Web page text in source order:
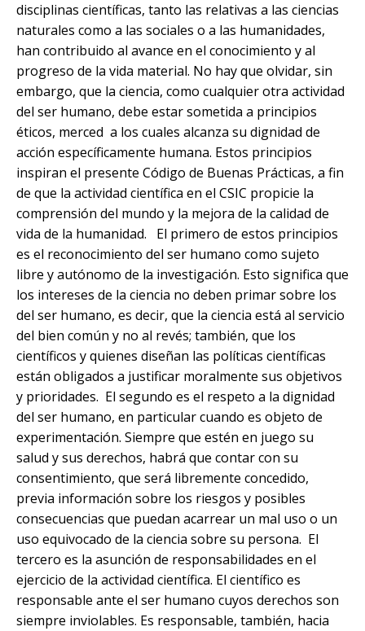
disciplinas científicas, tanto las relativas a las ciencias
naturales como a las sociales o a las humanidades,
han contribuido al avance en el conocimiento y al
progreso de la vida material. No hay que olvidar, sin
embargo, que la ciencia, como cualquier otra actividad
del ser humano, debe estar sometida a principios
éticos, merced a los cuales alcanza su dignidad de
acción específicamente humana. Estos principios
inspiran el presente Código de Buenas Prácticas, a fin
de que la actividad científica en el CSIC propicie la
comprensión del mundo y la mejora de la calidad de
vida de la humanidad. El primero de estos principios
es el reconocimiento del ser humano como sujeto
libre y autónomo de la investigación. Esto significa que
los intereses de la ciencia no deben primar sobre los
del ser humano, es decir, que la ciencia está al servicio
del bien común y no al revés; también, que los
científicos y quienes diseñan las políticas científicas
están obligados a justificar moralmente sus objetivos
y prioridades. El segundo es el respeto a la dignidad
del ser humano, en particular cuando es objeto de
experimentación. Siempre que estén en juego su
salud y sus derechos, habrá que contar con su
consentimiento, que será libremente concedido,
previa información sobre los riesgos y posibles
consecuencias que puedan acarrear un mal uso o un
uso equivocado de la ciencia sobre su persona. El
tercero es la asunción de responsabilidades en el
ejercicio de la actividad científica. El científico es
responsable ante el ser humano cuyos derechos son
siempre inviolables. Es responsable, también, hacia